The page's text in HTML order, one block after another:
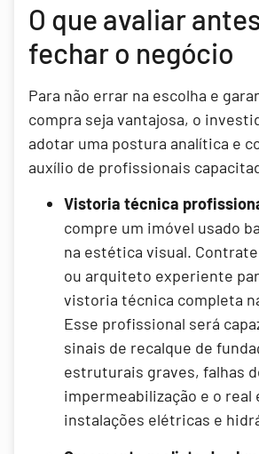
O que avaliar
fechar o negócio
Para não errar na escolha e
compra seja vantajosa, o
adotar uma postura analítica e
auxílio de profissionais
Vistoria técnica
compre um imóvel usado
na estética visual.
ou arquiteto experiente
vistoria técnica completa
Esse profissional será
sinais de recalque de
estruturais graves, falhas
impermeabilização e o real
instalações elétricas e